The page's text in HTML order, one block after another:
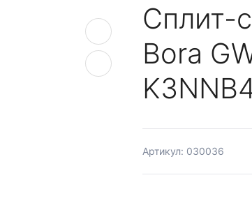
Сплит-
Bora
Артикул: 030036